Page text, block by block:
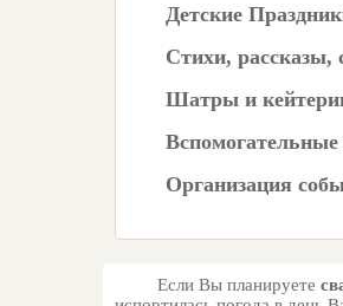
Детские
Стихи, рассказы,
Шатры и
Вспомогательные
Организация
Если Вы планируете